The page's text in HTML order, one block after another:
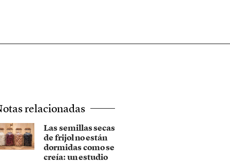
relacionadas
Las semillas secas
de frijol no están
dormidas como se
creía: un estudio